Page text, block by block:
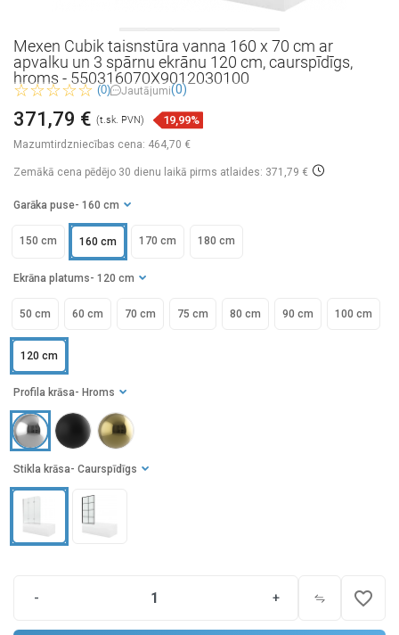
Mexen Cubik taisnstūra vanna 160 x 70 cm ar
apvalku un 3 spārnu ekrānu 120 cm, caurspīdīgs,
hroms - 550316070X9012030100
(0) Jautājumi(0)
Mazumtirdzniecības cena: 464,70 €
371,79 € (t.sk. PVN) 19,99%
Zemākā cena pēdējo 30 dienu laikā pirms atlaides: 371,79 €
Garāka puse - 160 cm
150 cm 160 cm 170 cm 180 cm
Stikla krāsa - Caurspīdīgs
Profila krāsa - Hroms
Ekrāna platums - 120 cm
50 cm 60 cm 70 cm 75 cm 80 cm 90 cm 100 cm
120 cm
- + favorite_border